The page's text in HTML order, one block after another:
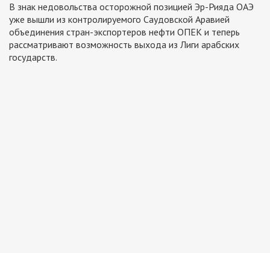
В знак недовольства осторожной позицией Эр-Рияда ОАЭ
уже вышли из контролируемого Саудовской Аравией
объединения стран-экспортеров нефти ОПЕК и теперь
рассматривают возможность выхода из Лиги арабских
государств.